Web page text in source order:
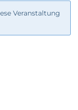
Veranstaltung